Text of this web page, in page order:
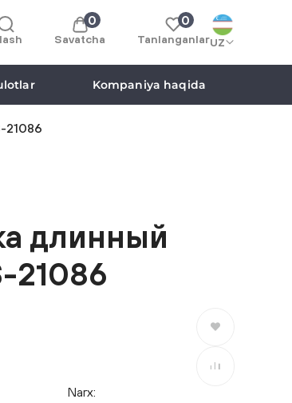
Savatcha
0 0
TanlanganlarUZ
Kompaniya haqida
21086
длинный
21086
Saralanganlarga
Taqqoslashga
Narx: